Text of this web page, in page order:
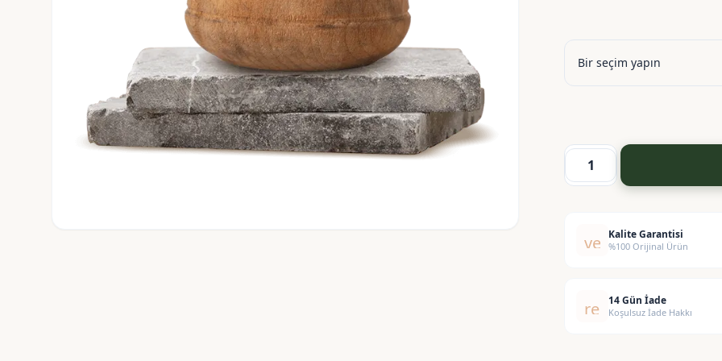
Hyaluronik
Molekül
(Sodyum
verified
Kalite Garantisi
%100 Orijinal Ürün
replay14 Gün İade
Koşulsuz İade Hakkı